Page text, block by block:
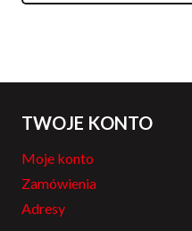
TWOJE KONTO
Moje konto
Zamówienia
Adresy